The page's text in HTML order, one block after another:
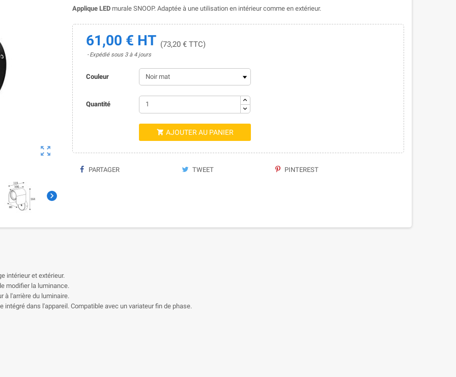


Applique LEDmurale SNOOP. Adaptée à une utilisation en intérieur comme en extérieur.
61,00 € HT (73,20 € TTC)
Expédié sous 3 à 4 jours
Couleur
Quantité
 AJOUTER AU PANIER
PARTAGER TWEET PINTEREST
intérieur et extérieur.
modifier la luminance.
à l'arrière du luminaire.
dans l'appareil. Compatible avec un variateur fin de phase.